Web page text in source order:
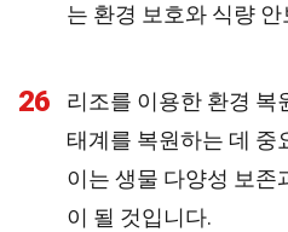
는 환경 보호와 식량
26
리조를 이용한 환경 복
태계를 복원하는 데 중
이는 생물 다양성 보존
이 될 것입니다.